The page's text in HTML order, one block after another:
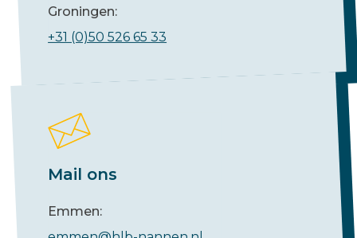
Groningen:
+31 (0)50 526 65 33
Mail ons
Emmen: